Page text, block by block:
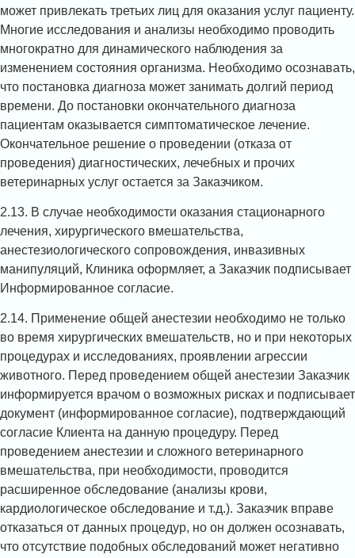
может привлекать третьих лиц для оказания услуг пациенту.
Многие исследования и анализы необходимо проводить
многократно для динамического наблюдения за
изменением состояния организма. Необходимо осознавать,
что постановка диагноза может занимать долгий период
времени. До постановки окончательного диагноза
пациентам оказывается симптоматическое лечение.
Окончательное решение о проведении (отказа от
проведения) диагностических, лечебных и прочих
ветеринарных услуг остается за Заказчиком.
2.13. В случае необходимости оказания стационарного
лечения, хирургического вмешательства,
анестезиологического сопровождения, инвазивных
манипуляций, Клиника оформляет, а Заказчик подписывает
Информированное согласие.
2.14. Применение общей анестезии необходимо не только
во время хирургических вмешательств, но и при некоторых
процедурах и исследованиях, проявлении агрессии
животного. Перед проведением общей анестезии Заказчик
информируется врачом о возможных рисках и подписывает
документ (информированное согласие), подтверждающий
согласие Клиента на данную процедуру. Перед
проведением анестезии и сложного ветеринарного
вмешательства, при необходимости, проводится
расширенное обследование (анализы крови,
кардиологическое обследование и т.д.). Заказчик вправе
отказаться от данных процедур, но он должен осознавать,
что отсутствие подобных обследований может негативно